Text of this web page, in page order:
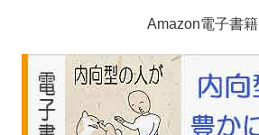
Amazon電子書籍